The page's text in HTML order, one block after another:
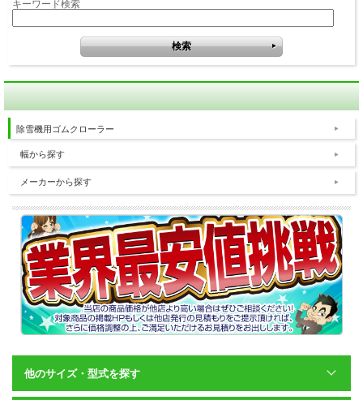
キーワード検索
除雪機用ゴムクローラー
幅から探す
メーカーから探す
他のサイズ・型式を探す